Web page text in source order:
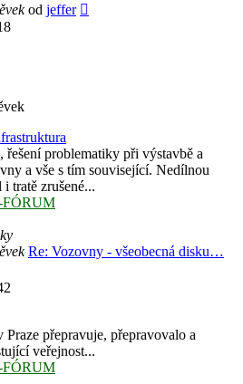
od jeffer
řešení problematiky při výstavbě a
a vše s tím související. Nedílnou
tratě zrušené...
Re: Vozovny - všeobecná disku…
Praze přepravuje, přepravovalo a
veřejnost...